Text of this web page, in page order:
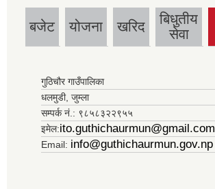
बजेट योजना खरिद
बिधुतीय
सेवा
गुठिचौर गाउँपालिका
धलमुडी, जुम्ला
सम्पर्क नं.: ९८५८३२२९५५
इमेल:ito.guthichaurmun@gmail.com
Email: info@guthichaurmun.gov.np